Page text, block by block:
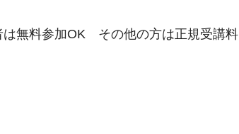
は無料参加OK その他の方は正規受講料